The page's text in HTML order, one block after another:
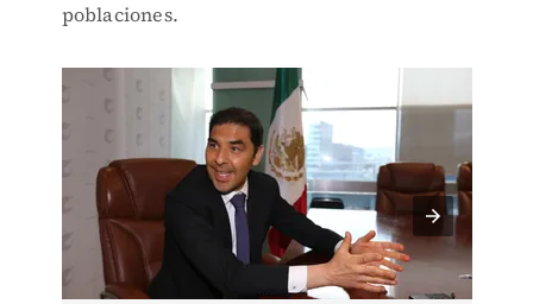
poblaciones.